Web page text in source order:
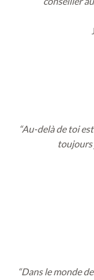
“Au-delà de toi
toujours
“Dans le monde